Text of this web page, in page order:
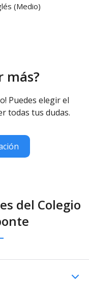
(Medio)
más?
Puedes elegir el
todas tus dudas.
del Colegio